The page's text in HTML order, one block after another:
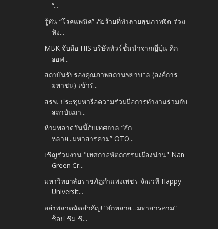
“...
รู้ทัน “โรคแพนิค” ภัยร้ายที่ทำลายสุขภาพจิต ร่วม
ฟัง...
MBK จับมือ HIS บริษัททัวร์ชั้นนำจากญี่ปุ่น คิก
ออฟ...
สถาบันรับรองคุณภาพสถานพยาบาล (องค์การ
มหาชน) เข้ารั...
สรพ. ประชุมหารือความร่วมมือการทำงานร่วมกับ
สถาบันมา...
ห้ามพลาดวันนี้กับเทศกาล “ฮัก
หลาย...มหาสารคาม” OTO...
เชิญร่วมงาน "เทศกาลหัตถกรรมเมืองน่าน" Nan
Green Cr...
มหาวิทยาลัยราชภัฏกำแพงเพชร จัดเวที Happy
Universit...
อย่าพลาดนัดสำคัญ! “ฮักหลาย…มหาสารคาม”
ช็อป ชิม ชิ...